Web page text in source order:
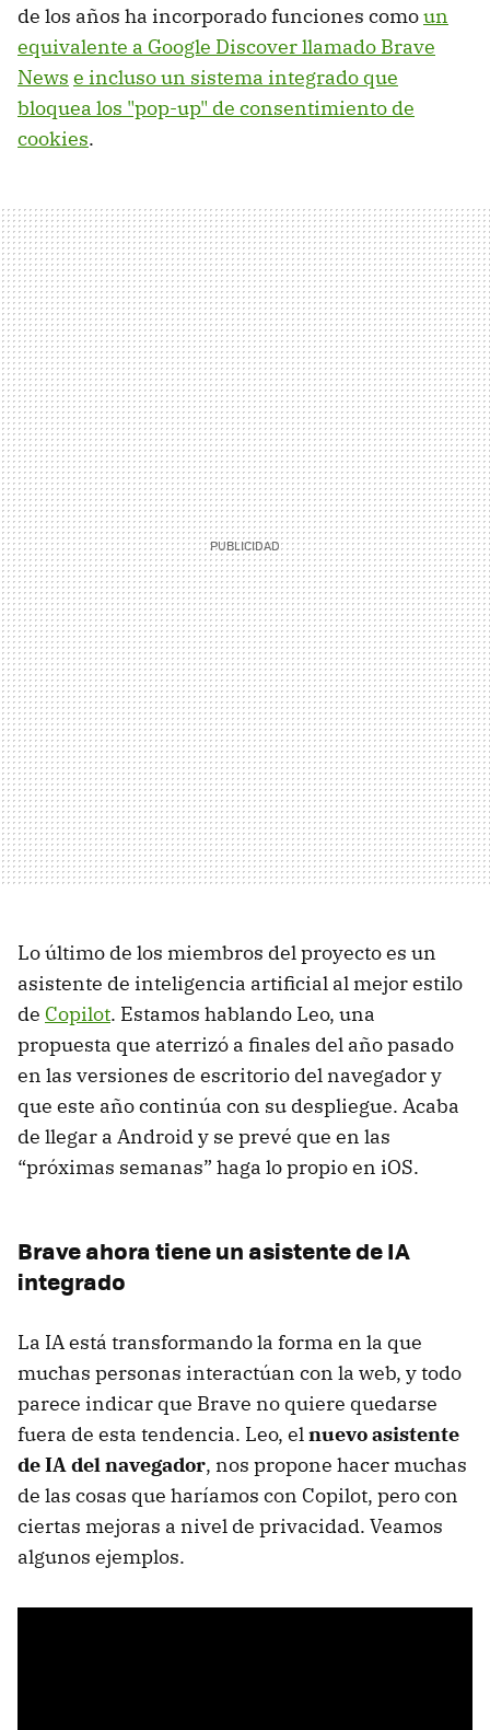
de los años ha incorporado funciones comoun
equivalente a Google Discover llamado Brave
News e incluso un sistema integrado que
bloquea los "pop-up" de consentimiento de
cookies.
Lo último de los miembros del proyecto es un
asistente de inteligencia artificial al mejor estilo
de Copilot. Estamos hablando Leo, una
propuesta que aterrizó a finales del año pasado
en las versiones de escritorio del navegador y
que este año continúa con su despliegue. Acaba
de llegar a Android y se prevé que en las
“próximas semanas” haga lo propio en iOS.
Brave ahora tiene un asistente de IA
integrado
La IA está transformando la forma en la que
muchas personas interactúan con la web, y todo
parece indicar que Brave no quiere quedarse
fuera de esta tendencia. Leo, elnuevo asistente
de IA del navegador, nos propone hacer muchas
de las cosas que haríamos con Copilot, pero con
ciertas mejoras a nivel de privacidad. Veamos
algunos ejemplos.